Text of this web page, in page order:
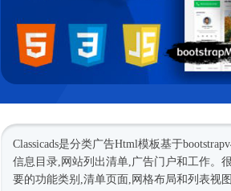
Classicads是分类广告Html模板基于
信息目录,网站列出清单,广告门户和工作。
要的功能类别,清单页面,网格布局和列表视图